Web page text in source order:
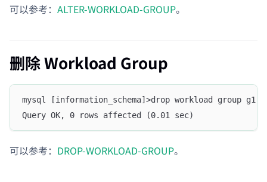
可以参考： ALTER-WORKLOAD-GROUP。
删除 Workload Group
mysql [information_schema]>drop workload group g1;
Query OK, 0 rows affected (0.01 sec)
可以参考： DROP-WORKLOAD-GROUP。